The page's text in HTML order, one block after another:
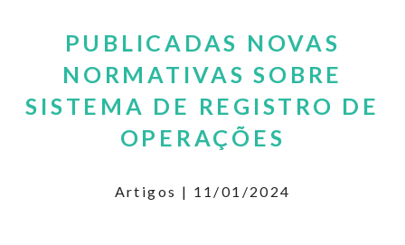
PUBLICADAS NOVAS
NORMATIVAS SOBRE
SISTEMA DE REGISTRO DE
OPERAÇÕES
Artigos | 11/01/2024